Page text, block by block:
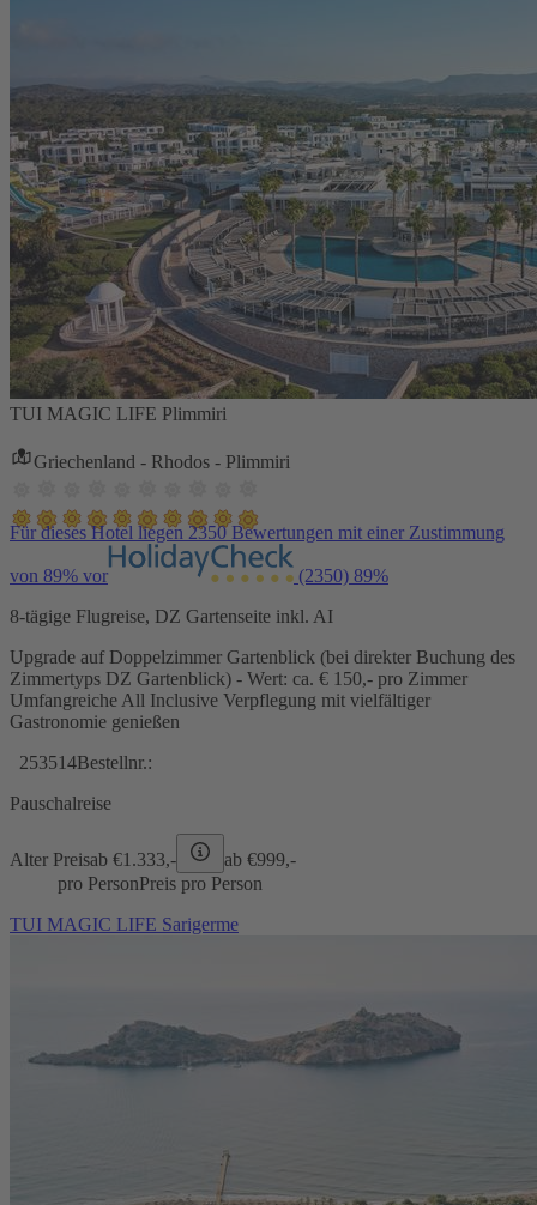
TUI MAGIC LIFE Plimmiri
Griechenland - Rhodos - Plimmiri
Für dieses Hotel liegen 2350 Bewertungen mit einer Zustimmung
von 89% vor (2350) 89%
8-tägige Flugreise, DZ Gartenseite inkl. AI
Upgrade auf Doppelzimmer Gartenblick (bei direkter Buchung des
Zimmertyps DZ Gartenblick) - Wert: ca. € 150,- pro Zimmer
Umfangreiche All Inclusive Verpflegung mit vielfältiger
Gastronomie genießen
253514Bestellnr.:
Pauschalreise
Alter Preisab €1.333,- ab €999,-
pro PersonPreis pro Person
TUI MAGIC LIFE Sarigerme